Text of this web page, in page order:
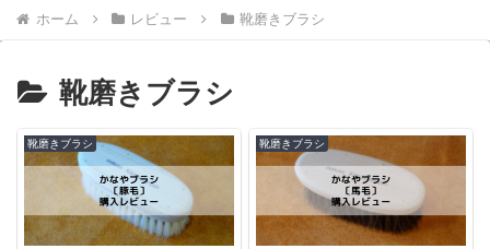
ホーム レビュー 靴磨きブラシ
靴磨きブラシ
靴磨きブラシ 靴磨きブラシ